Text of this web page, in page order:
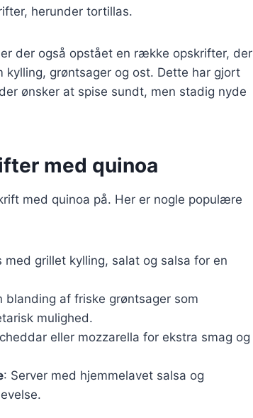
herunder tortillas.
der også opstået en række opskrifter, der
grøntsager og ost. Dette har gjort
ønsker at spise sundt, men stadig nyde
med quinoa
med quinoa på. Her er nogle populære
med grillet kylling, salat og salsa for en
blanding af friske grøntsager som
mulighed.
eller mozzarella for ekstra smag og
: Server med hjemmelavet salsa og